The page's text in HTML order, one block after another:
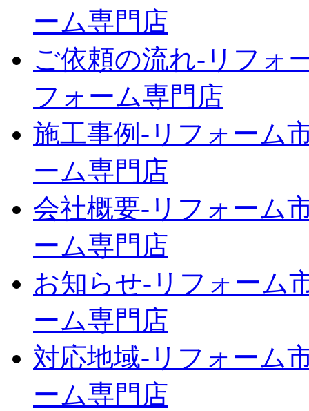
ーム専門店
ご依頼の流れ‐リフォ
フォーム専門店
施工事例‐リフォーム
ーム専門店
会社概要‐リフォーム
ーム専門店
お知らせ‐リフォーム
ーム専門店
対応地域‐リフォーム
ーム専門店